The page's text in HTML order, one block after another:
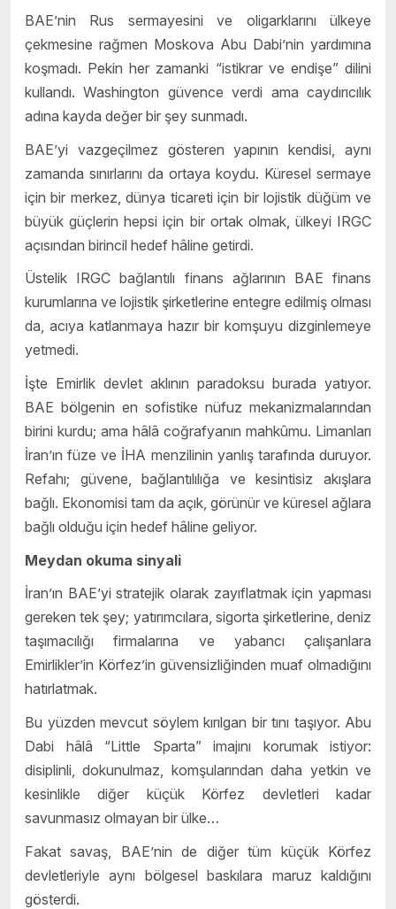
BAE’nin Rus sermayesini ve oligarklarını ülkeye
çekmesine rağmen Moskova Abu Dabi’nin yardımına
koşmadı. Pekin her zamanki “istikrar ve endişe” dilini
kullandı. Washington güvence verdi ama caydırıcılık
adına kayda değer bir şey sunmadı.
BAE’yi vazgeçilmez gösteren yapının kendisi, aynı
zamanda sınırlarını da ortaya koydu. Küresel sermaye
için bir merkez, dünya ticareti için bir lojistik düğüm ve
büyük güçlerin hepsi için bir ortak olmak, ülkeyi IRGC
açısından birincil hedef hâline getirdi.
Üstelik IRGC bağlantılı finans ağlarının BAE finans
kurumlarına ve lojistik şirketlerine entegre edilmiş olması
da, acıya katlanmaya hazır bir komşuyu dizginlemeye
yetmedi.
İşte Emirlik devlet aklının paradoksu burada yatıyor.
BAE bölgenin en sofistike nüfuz mekanizmalarından
birini kurdu; ama hâlâ coğrafyanın mahkûmu. Limanları
İran’ın füze ve İHA menzilinin yanlış tarafında duruyor.
Refahı; güvene, bağlantılılığa ve kesintisiz akışlara
bağlı. Ekonomisi tam da açık, görünür ve küresel ağlara
bağlı olduğu için hedef hâline geliyor.
Meydan okuma sinyali
İran’ın BAE’yi stratejik olarak zayıflatmak için yapması
gereken tek şey; yatırımcılara, sigorta şirketlerine, deniz
taşımacılığı firmalarına ve yabancı çalışanlara
Emirlikler’in Körfez’in güvensizliğinden muaf olmadığını
hatırlatmak.
Bu yüzden mevcut söylem kırılgan bir tını taşıyor. Abu
Dabi hâlâ “Little Sparta” imajını korumak istiyor:
disiplinli, dokunulmaz, komşularından daha yetkin ve
kesinlikle diğer küçük Körfez devletleri kadar
savunmasız olmayan bir ülke…
Fakat savaş, BAE’nin de diğer tüm küçük Körfez
devletleriyle aynı bölgesel baskılara maruz kaldığını
gösterdi.